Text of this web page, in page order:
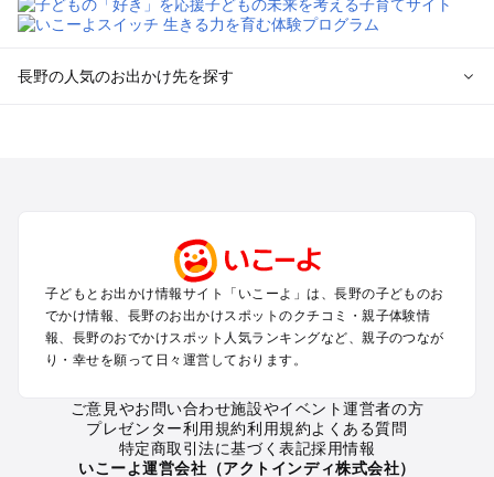
長野の人気のお出かけ先を探す
上田・佐久・小諸・別所のプールお出かけ
伊那・駒ヶ根・飯田・昼神（伊那路）のプールお出かけ
蓼科・白樺湖・車山・女神湖・姫木平のプールお出かけ
安曇野・大町のプールお出かけ
白馬・小谷のプールお出かけ
木曽路・木曽周辺のプールお出かけ
野沢・志賀高原周辺のプールお出かけ
飯山・斑尾・信濃町・黒姫のプールお出かけ
子どもとお出かけ情報サイト「いこーよ」は、長野の子どものお
でかけ情報、長野のお出かけスポットのクチコミ・親子体験情
報、長野のおでかけスポット人気ランキングなど、親子のつなが
り・幸せを願って日々運営しております。
ご意見やお問い合わせ施設やイベント運営者の方
プレゼンター利用規約利用規約よくある質問
特定商取引法に基づく表記採用情報
いこーよ運営会社（アクトインディ株式会社）